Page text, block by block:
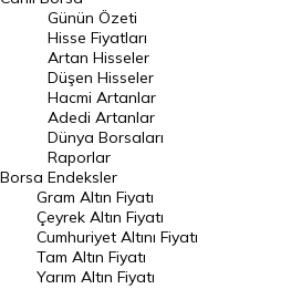
En Çok Artan Hisseler
En Çok Düşen Hisseler
Hacmi Artanlar
Geçmiş Kapanışlar
Dünya Borsaları
Raporlar
Endeksler
DÖVİZ
Borsa
Günün Özeti
Hisse Fiyatları
Artan Hisseler
Düşen Hisseler
Hacmi Artanlar
Adedi Artanlar
Dünya Borsaları
Raporlar
Endeksler
Gram Altın Fiyatı
Çeyrek Altın Fiyatı
Cumhuriyet Altını Fiyatı
Tam Altın Fiyatı
Yarım Altın Fiyatı